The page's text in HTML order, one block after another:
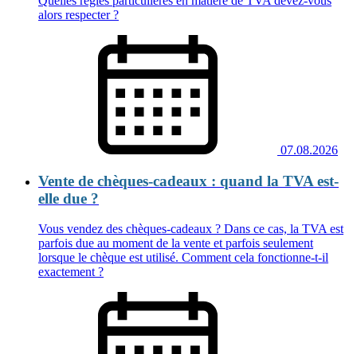
alors respecter ?
07.08.2026
Vente de chèques-cadeaux : quand la TVA est-
elle due ?
Vous vendez des chèques‑cadeaux ? Dans ce cas, la TVA est
parfois due au moment de la vente et parfois seulement
lorsque le chèque est utilisé. Comment cela fonctionne‑t‑il
exactement ?